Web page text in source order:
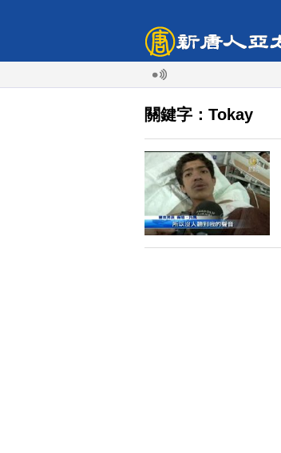
關鍵字：Tokay